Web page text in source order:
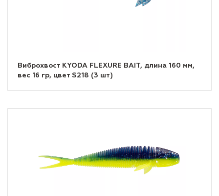
Виброхвост KYODA FLEXURE BAIT, длина 160 мм,
вес 16 гр, цвет S218 (3 шт)